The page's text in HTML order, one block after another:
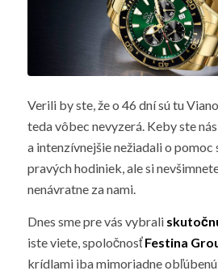
Verili by ste, že o 46 dní sú tu
teda vôbec nevyzerá. Keby ste
a intenzívnejšie nežiadali o
pravých hodiniek, ale si
nenávratne za nami.
Dnes sme pre vás vybrali
iste viete, spoločnosťFestina
krídlami iba mimoriadne obľúbenú